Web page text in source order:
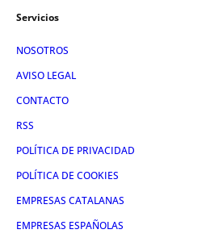
Servicios
NOSOTROS
AVISO LEGAL
CONTACTO
RSS
POLÍTICA DE PRIVACIDAD
POLÍTICA DE COOKIES
EMPRESAS CATALANAS
EMPRESAS ESPAÑOLAS